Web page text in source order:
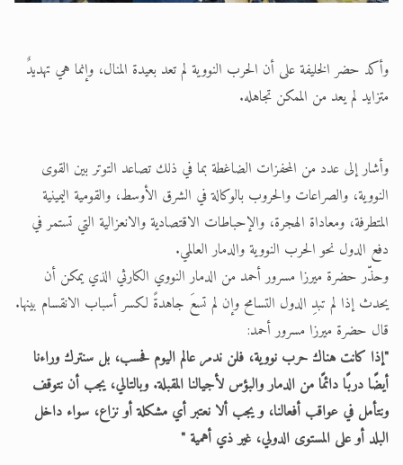
وأكد حضر الخليفة على أن الحرب النووية لم تعد بعيدة المنال، وإنما هي تهديدٌ
متزايد لم يعد من الممكن تجاهله.
وأشار إلى عدد من المحفزات الضاغطة بما في ذلك تصاعد التوتر بين القوى
النووية، والصراعات والحروب بالوكالة في الشرق الأوسط، والقومية اليمينية
المتطرفة، ومعاداة الهجرة، والإحباطات الاقتصادية والانعزالية التي تستمر في
دفع الدول نحو الحرب النووية والدمار العالمي.
وحذّر حضرة ميرزا مسرور أحمد من الدمار النووي الكارثي الذي يمكن أن
يحدث إذا لم تبدِ الدول التسامح وإن لم تسعَ جاهدةً لكسر أسباب الانقسام بينها.
قال حضرة ميرزا مسرور أحمد:
"إذا كانت هناك حرب نووية، فلن ندمر عالم اليوم فحسب، بل سنترك وراءنا
أيضًا دربًا دائمًا من الدمار والبؤس لأجيالنا المقبلة. وبالتالي، يجب أن نتوقف
ونتأمل في عواقب أفعالنا، و يجب ألا نعتبر أي مشكلة أو نزاع، سواء داخل
البلد أو على المستوى الدولي، غير ذي أهمية "